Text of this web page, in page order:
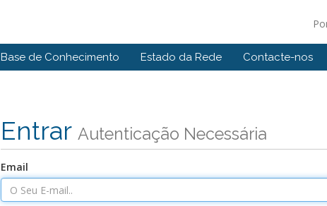
Base de Conhecimento Estado da Rede Contacte-nos
Entrar Autenticação Necessária
Email